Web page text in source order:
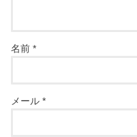
名前*
メール*